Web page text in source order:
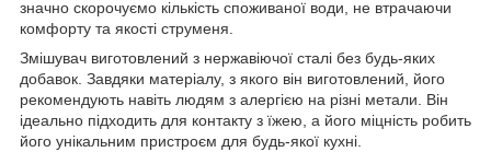
значно скорочуємо кількість споживаної води, не втрачаючи
комфорту та якості струменя.
Змішувач виготовлений з нержавіючої сталі без будь-яких
добавок. Завдяки матеріалу, з якого він виготовлений, його
рекомендують навіть людям з алергією на різні метали. Він
ідеально підходить для контакту з їжею, а його міцність робить
його унікальним пристроєм для будь-якої кухні.